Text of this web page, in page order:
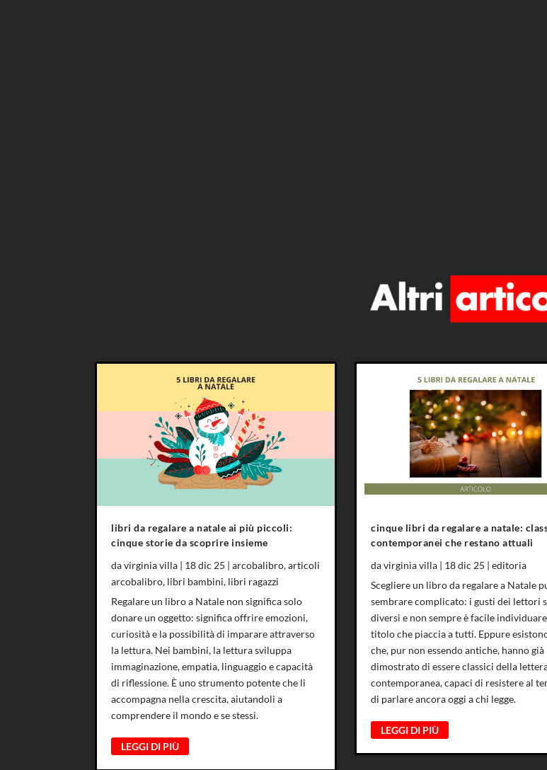
libri da regalare a natale ai più piccoli:
cinque storie da scoprire insieme
davirginia villa | 18 dic 25 |arcobalibro,articoli
arcobalibro, libri bambini, libri ragazzi
Regalare un libro a Natale non significa solo
donare un oggetto: significa offrire emozioni,
curiosità e la possibilità di imparare attraverso
la lettura. Nei bambini, la lettura sviluppa
immaginazione, empatia, linguaggio e capacità
di riflessione. È uno strumento potente che li
accompagna nella crescita, aiutandoli a
comprendere il mondo e se stessi.
LEGGI DI PIÙ
cinque libri da regalare a natale:
contemporanei che restano attuali
davirginia villa | 18 dic 25 |editoria
Scegliere un libro da regalare a Natale
sembrare complicato: i gusti dei lettori
diversi e non sempre è facile
titolo che piaccia a tutti. Eppure
che, pur non essendo antiche, hanno già
dimostrato di essere classici della
contemporanea, capaci di resistere al
di parlare ancora oggi a chi legge.
LEGGI DI PIÙ